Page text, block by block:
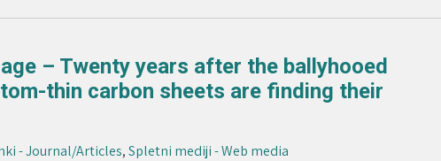
– Twenty years after the ballyhooed
thin carbon sheets are finding their
- Journal/Articles,Spletni mediji - Web media